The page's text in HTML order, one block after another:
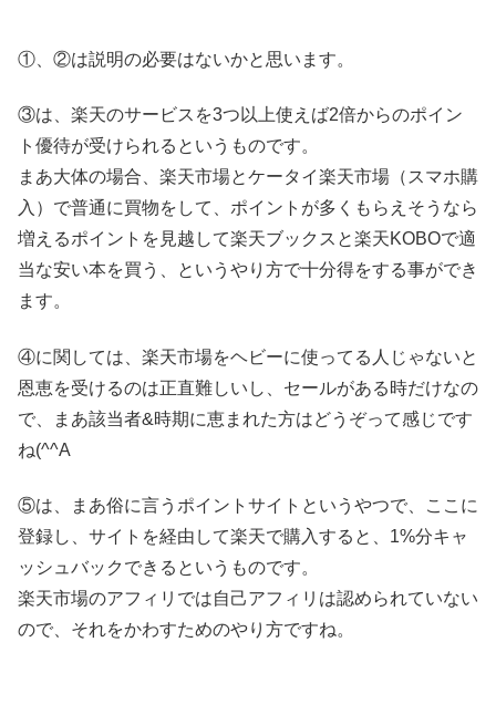
①、②は説明の必要はないかと思います。
③は、楽天のサービスを3つ以上使えば2倍からのポイン
ト優待が受けられるというものです。
まあ大体の場合、楽天市場とケータイ楽天市場（スマホ購
入）で普通に買物をして、ポイントが多くもらえそうなら
増えるポイントを見越して楽天ブックスと楽天KOBOで適
当な安い本を買う、というやり方で十分得をする事ができ
ます。
④に関しては、楽天市場をヘビーに使ってる人じゃないと
恩恵を受けるのは正直難しいし、セールがある時だけなの
で、まあ該当者&時期に恵まれた方はどうぞって感じです
ね(^^A
⑤は、まあ俗に言うポイントサイトというやつで、ここに
登録し、サイトを経由して楽天で購入すると、1%分キャ
ッシュバックできるというものです。
楽天市場のアフィリでは自己アフィリは認められていない
ので、それをかわすためのやり方ですね。